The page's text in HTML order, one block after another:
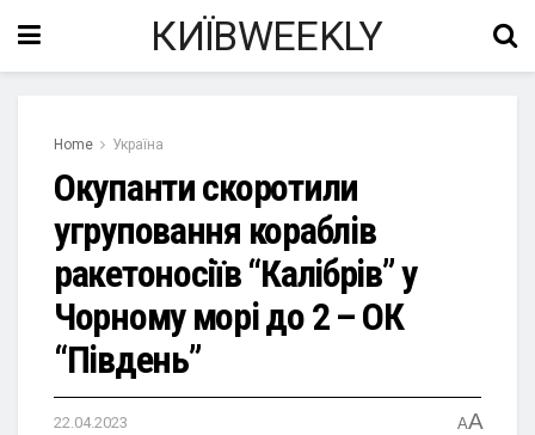
КИЇВWEEKLY
Home Україна
Окупанти скоротили
угруповання кораблів
ракетоносіїв “Калібрів” у
Чорному морі до 2 – ОК
“Південь”
22.04.2023 AA